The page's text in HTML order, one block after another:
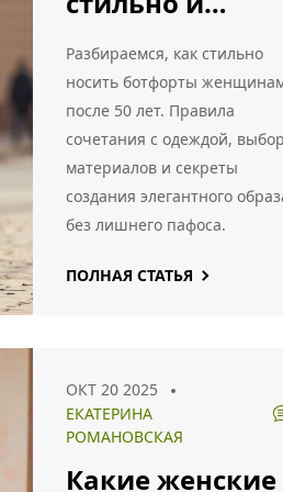
уверенно
Разбираемся, как стильно
носить ботфорты
после 50 лет. Правила
сочетания с одеждой, выбор
материалов и секреты
создания элегантного
без лишнего пафоса.
ПОЛНАЯ СТАТЬЯ
ОКТ 20 2025
ЕКАТЕРИНА
РОМАНОВСКАЯ
Какие женские